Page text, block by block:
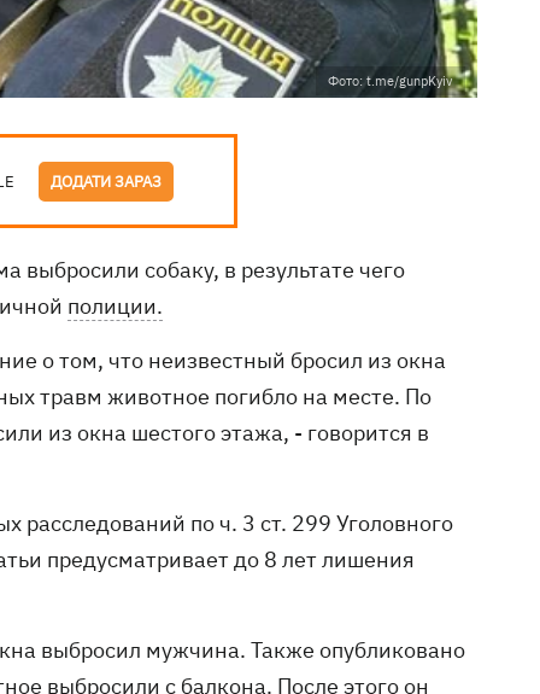
Фото: t.me/gunpKyiv
ДОДАТИ ЗАРАЗ
собаку, в результате чего
полиции.
о том, что неизвестный бросил из окна
травм животное погибло на месте. По
из окна шестого этажа, - говорится в
расследований по ч. 3 ст. 299 Уголовного
предусматривает до 8 лет лишения
выбросил мужчина. Также опубликовано
выбросили с балкона. После этого он